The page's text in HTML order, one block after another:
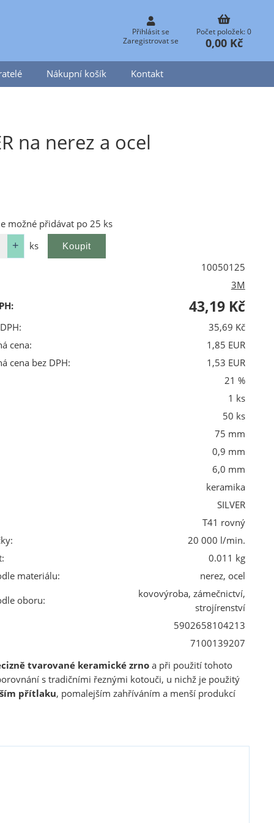
Přihlásit se
Zaregistrovat se
Počet položek: 0
0,00 Kč
Nákupní košík Kontakt
na nerez a ocel
možné přidávat po 25 ks
ks
10050125
3M
43,19 Kč
35,69 Kč
cena:
1,85 EUR
cena bez DPH:
1,53 EUR
21 %
1 ks
50 ks
75 mm
0,9 mm
6,0 mm
keramika
SILVER
T41 rovný
20 000 l/min.
0.011 kg
materiálu:
nerez, ocel
oboru:
kovovýroba, zámečnictví,
strojírenství
5902658104213
7100139207
tvarované keramické zrnoa při použití tohoto
s tradičními řeznými kotouči, u nichž je použitý
přítlaku, pomalejším zahříváním a menší produkcí